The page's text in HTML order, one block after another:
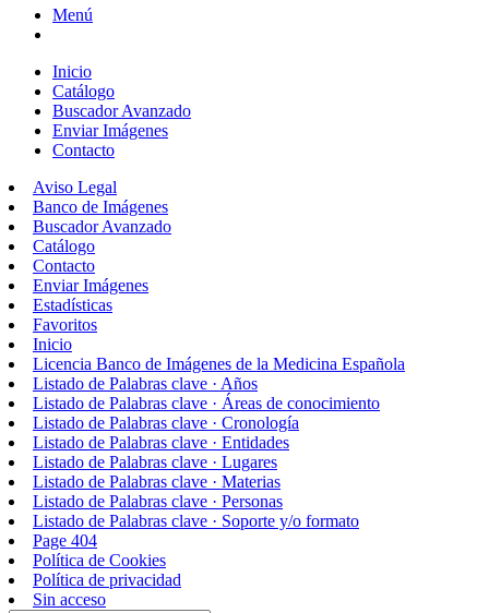
Menú
Inicio
Catálogo
Buscador Avanzado
Enviar Imágenes
Contacto
Aviso Legal
Banco de Imágenes
Buscador Avanzado
Catálogo
Contacto
Enviar Imágenes
Estadísticas
Favoritos
Inicio
Licencia Banco de Imágenes de la Medicina Española
Listado de Palabras clave · Años
Listado de Palabras clave · Áreas de conocimiento
Listado de Palabras clave · Cronología
Listado de Palabras clave · Entidades
Listado de Palabras clave · Lugares
Listado de Palabras clave · Materias
Listado de Palabras clave · Personas
Listado de Palabras clave · Soporte y/o formato
Page 404
Política de Cookies
Política de privacidad
Sin acceso